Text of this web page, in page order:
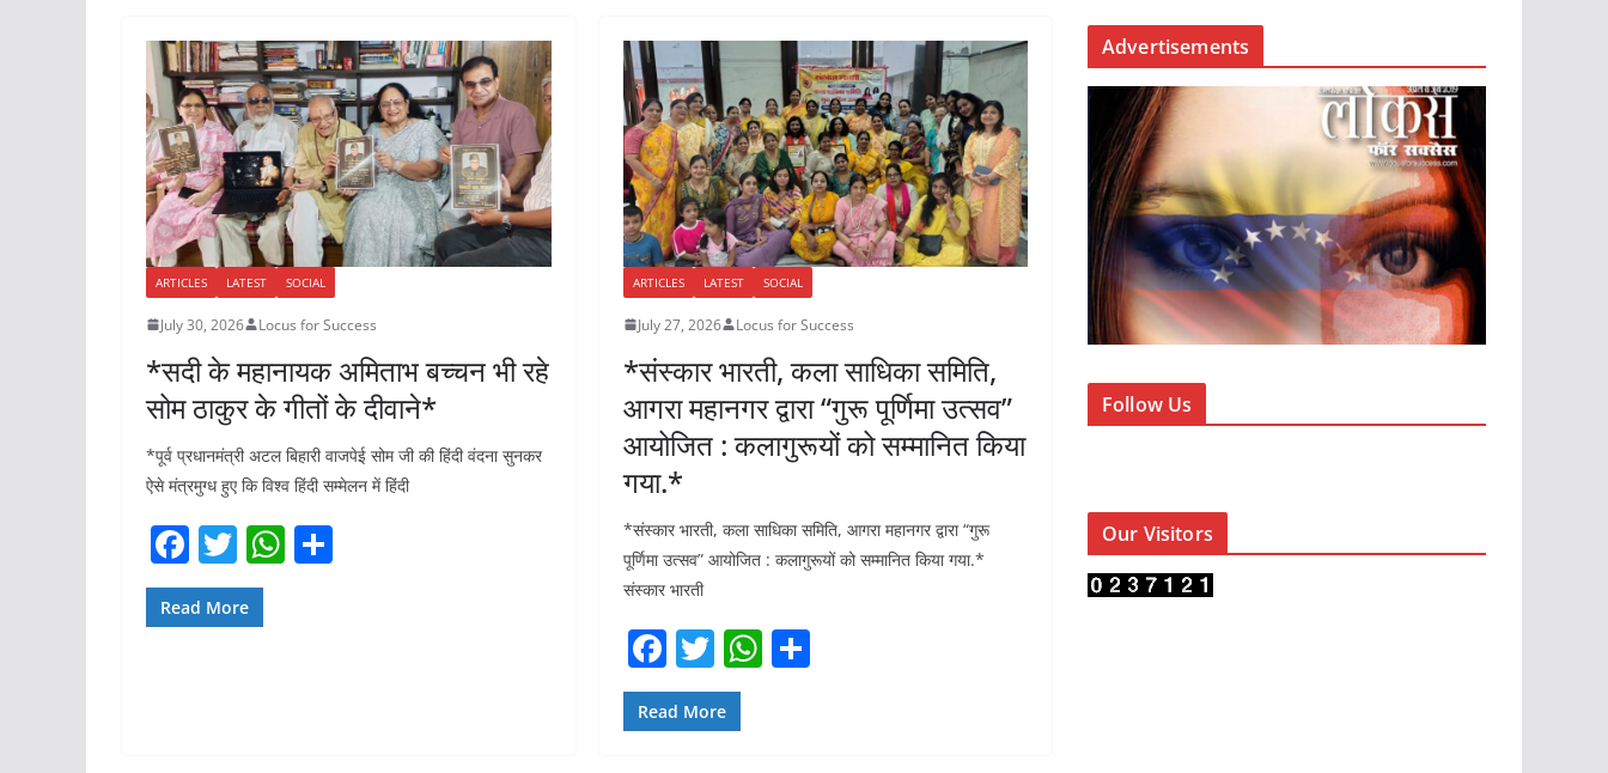
b
o
o
k
A
p
p
b
o
o
k
A
p
p
ARTICLES LATEST SOCIAL
July 30, 2026 Locus for Success
*सदी के महानायक अमिताभ बच्चन भी रहे
सोम ठाकुर के गीतों के दीवाने*
*पूर्व प्रधानमंत्री अटल बिहारी वाजपेई सोम जी की हिंदी वंदना सुनकर
ऐसे मंत्रमुग्ध हुए कि विश्व हिंदी सम्मेलन में हिंदी
F
a
c
T
w
itt
W
h
Read More
ARTICLES LATEST SOCIAL
July 27, 2026 Locus for Success
*संस्कार भारती, कला साधिका समिति,
आगरा महानगर द्वारा “गुरू पूर्णिमा उत्सव”
आयोजित : कलागुरूयों को सम्मानित किया
गया.*
*संस्कार भारती, कला साधिका समिति, आगरा महानगर द्वारा “गुरू
पूर्णिमा उत्सव” आयोजित : कलागुरूयों को सम्मानित किया गया.*
संस्कार भारती
F
a
c
T
w
itt
W
h
S
Read More
Advertisements
Follow Us
Our Visitors